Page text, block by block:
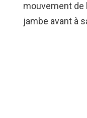
mouvement de
jambe avant à